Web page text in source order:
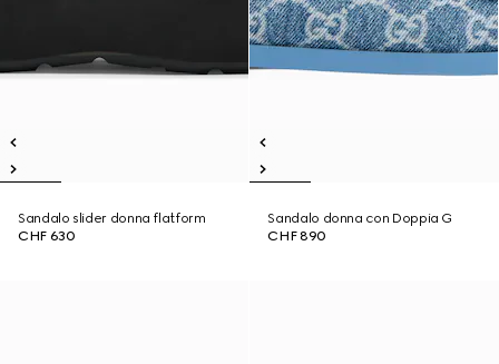
Sandalo slider donna flatform
CHF 630
Sandalo donna con Doppia G
CHF 890